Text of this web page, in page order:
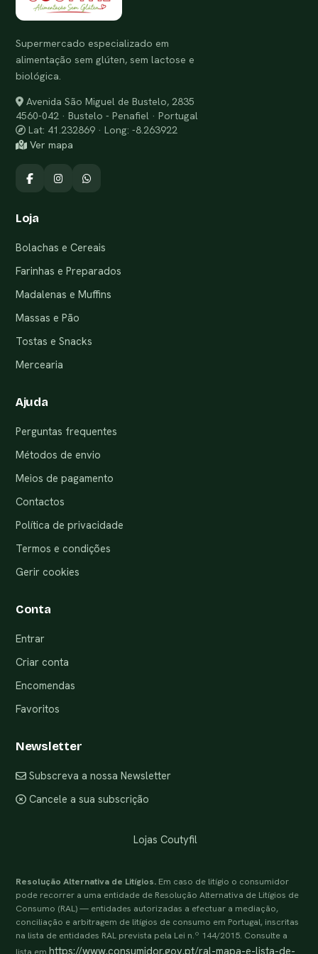
Supermercado especializado em
alimentação sem glúten, sem lactose e
biológica.
Avenida São Miguel de Bustelo, 2835
4560-042 · Bustelo - Penafiel · Portugal
Lat: 41.232869 · Long: -8.263922
Ver mapa
Loja
Bolachas e Cereais
Farinhas e Preparados
Madalenas e Muffins
Massas e Pão
Tostas e Snacks
Mercearia
Ajuda
Perguntas frequentes
Métodos de envio
Meios de pagamento
Contactos
Política de privacidade
Termos e condições
Gerir cookies
Conta
Entrar
Criar conta
Encomendas
Favoritos
Newsletter
Subscreva a nossa Newsletter
Cancele a sua subscrição
Lojas Coutyfil
Resolução Alternativa de Litígios. Em caso de litígio o consumidor
pode recorrer a uma entidade de Resolução Alternativa de Litígios de
Consumo (RAL) — entidades autorizadas a efectuar a mediação,
conciliação e arbitragem de litígios de consumo em Portugal, inscritas
na lista de entidades RAL prevista pela Lei n.º 144/2015. Consulte a
https://www.consumidor.gov.pt/ral-mapa-e-lista-de-